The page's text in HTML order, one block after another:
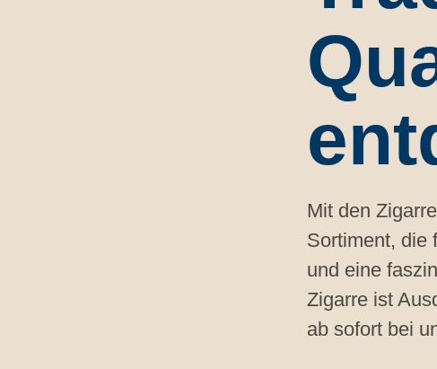
Mit den
Sortiment, die
und eine
Zigarre ist
ab sofort bei